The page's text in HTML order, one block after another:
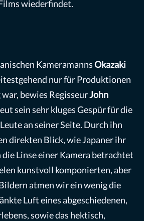
wiederfindet.
KameramannsOkazaki
nur für Produktionen
bewies RegisseurJohn
sein sehr kluges Gespür für die
an seiner Seite. Durch ihn
direkten Blick, wie Japaner ihr
die Linse einer Kamera betrachtet
kunstvoll komponierten, aber
atmen wir ein wenig die
Luft eines abgeschiedenen,
sowie das hektisch,